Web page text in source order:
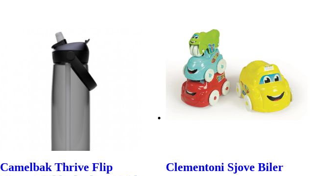
Camelbak Thrive Flip
Clementoni Sjove Biler